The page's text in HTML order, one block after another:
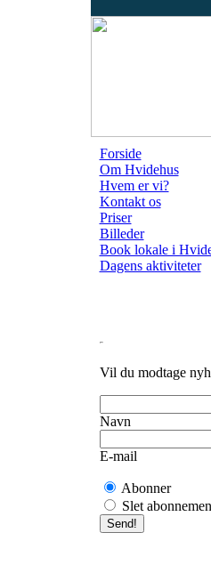
Forside
Om Hvidehus
Hvem er vi?
Kontakt os
Priser
Billeder
Book lokale i
Dagens aktiviteter
Vil du modtage
Navn
E-mail
Abonner
Slet